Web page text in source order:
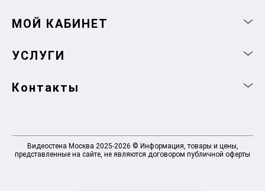
МОЙ КАБИНЕТ
УСЛУГИ
Контакты
Видеостена Москва 2025-2026 © Информация, товары и цены,
представленные на сайте, не являются договором публичной оферты